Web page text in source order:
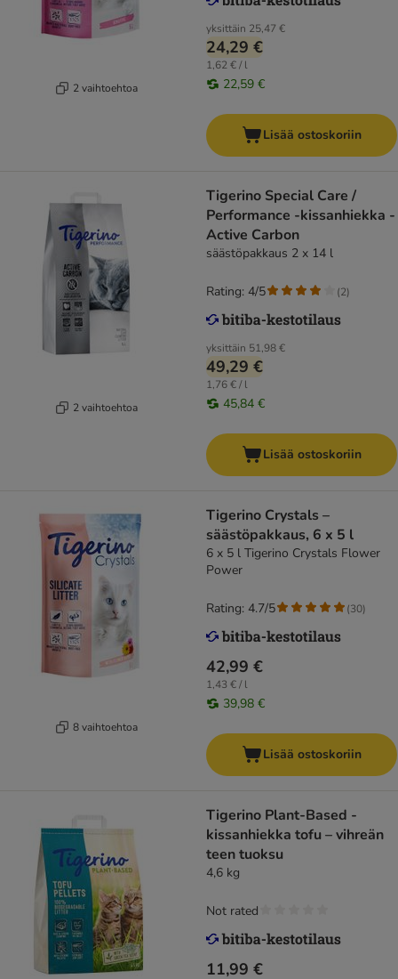
2 vaihtoehtoa
yksittäin 25,47 €
24,29 €
1,62 € / l
22,59 €
Lisää ostoskoriin
2 vaihtoehtoa
Tigerino Special Care /
Performance -kissanhiekka -
Active Carbon
säästöpakkaus 2 x 14 l
yksittäin 51,98 €
49,29 €
1,76 € / l
45,84 €
Rating: 4/5 (2)
Lisää ostoskoriin
8 vaihtoehtoa
Tigerino Crystals –
säästöpakkaus, 6 x 5 l
6 x 5 l Tigerino Crystals Flower
Power
42,99 €
1,43 € / l
39,98 €
Rating: 4.7/5 (30)
Lisää ostoskoriin
Tigerino Plant-Based -
kissanhiekka tofu – vihreän
teen tuoksu
4,6 kg
11,99 €
Not rated